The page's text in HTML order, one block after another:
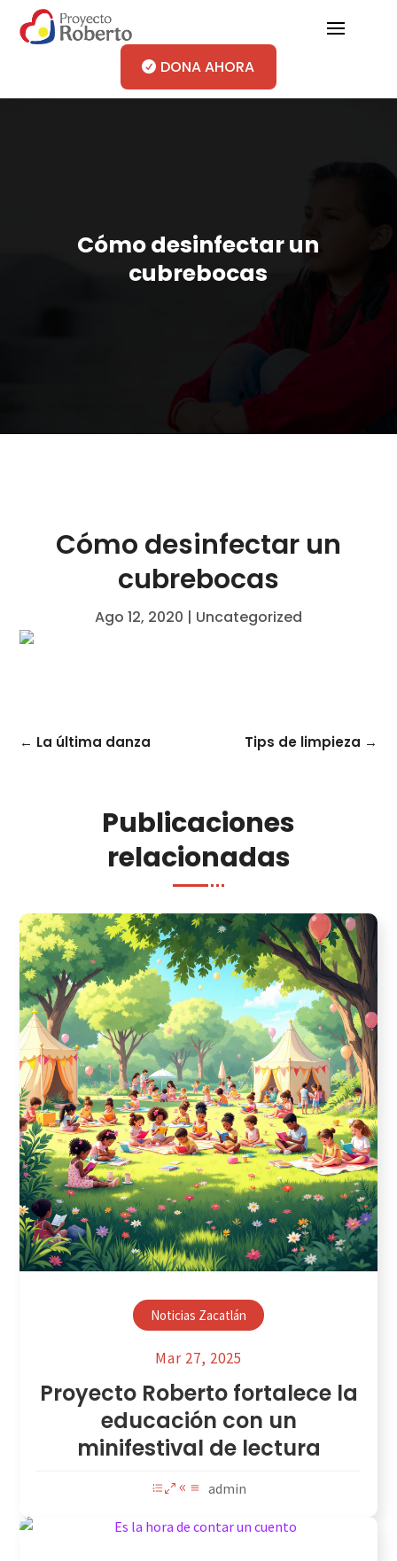
DONA AHORA
Cómo desinfectar un
cubrebocas
Cómo desinfectar un
cubrebocas
Ago 12, 2020 | Uncategorized
← La última danza Tips de limpieza →
Publicaciones
relacionadas
Noticias Zacatlán
Mar 27, 2025
Proyecto Roberto fortalece la
educación con un
minifestival de lectura
admin